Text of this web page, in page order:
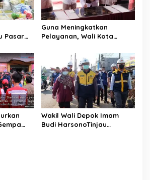
Pasar
Aman
Guna Meningkatkan
Pelayanan, Wali Kota
Resmikan Rehabilitasi 11
Kantor Pemerintahan
Wakil Wali Depok Imam
Budi HarsonoTinjau